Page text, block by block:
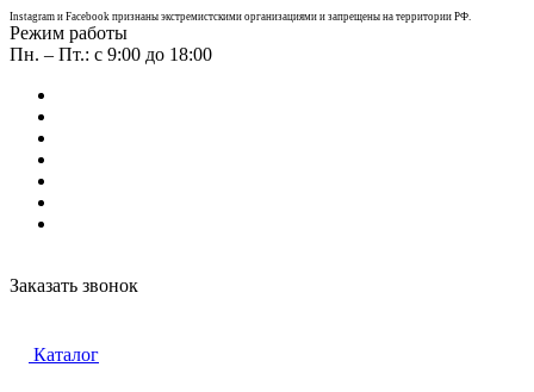
Instagram и Facebook признаны экстремистскими организациями и запрещены на территории РФ.
Режим работы
Пн. – Пт.: с 9:00 до 18:00
Заказать звонок
Каталог